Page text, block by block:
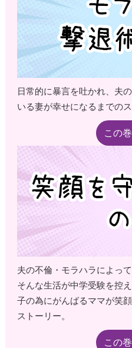
日常的に暴言を吐かれ、夫
いる妻が幸せになるまでのス
この
夫の不倫・モラハラによっ
そんな生活が中学受験を控
子の為にがんばるママが笑
ストーリー。
この